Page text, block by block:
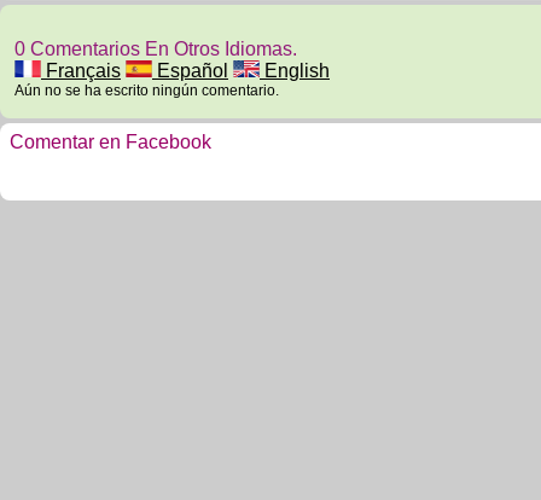
0 Comentarios En Otros Idiomas.
Français
Español English
Aún no se ha escrito ningún comentario.
Comentar en Facebook